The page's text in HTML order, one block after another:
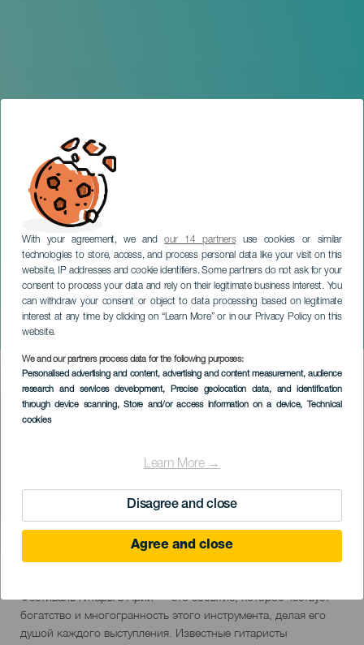
With your agreement, we andour 14 partnersuse cookies or similar
technologies to store, access, and process personal data like your visit on this
website, IP addresses and cookie identifiers. Some partners do not ask for your
consent to process your data and rely on their legitimate business interest. You
can withdraw your consent or object to data processing based on legitimate
interest at any time by clicking on “Learn More” or in our Privacy Policy on this
website.
We and our partners process data for the following purposes:
Personalised advertising and content, advertising and content measurement, audience
research and services development, Precise geolocation data, and identification
through device scanning, Store and/or access information on a device, Technical
cookies
Learn More →
Disagree and close
Agree and close
Гитарный фестиваль в
Арии
ЛАНСАРОТЕ
Imagen
Listado
February 2027
del
evento
Фестиваль гитары в Арии — это событие, которое чествует
богатство и многогранность этого инструмента, делая его
душой каждого выступления. Известные гитаристы